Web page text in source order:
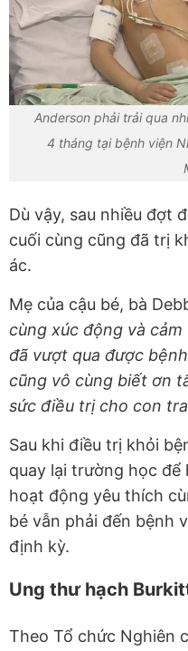
Anderson phải trải qua
4 tháng tại bệnh viện
Dù vậy, sau nhiều đợt
cuối cùng cũng đã trị
ác.
Mẹ của cậu bé, bà
cùng xúc động và
đã vượt qua được
cũng vô cùng biết ơn
sức điều trị cho con
Sau khi điều trị khỏi
quay lại trường học để
hoạt động yêu thích
bé vẫn phải đến bệnh
định kỳ.
Ung thư hạch
Theo Tổ chức Nghiên